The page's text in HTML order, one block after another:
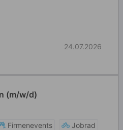
24.07.2026
(m/w/d)
Firmenevents
Jobrad